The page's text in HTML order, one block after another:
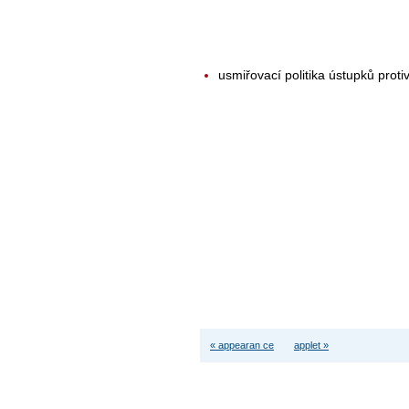
usmiřovací politika ústupků
« appearan ce applet »